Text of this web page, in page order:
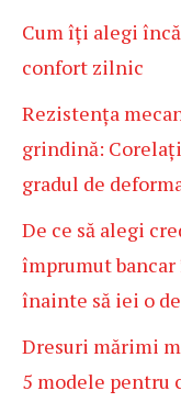
Cum îți alegi
confort zilnic
Rezistența
grindină:
gradul de
De ce să alegi
împrumut bancar
înainte să iei o
Dresuri mărimi
5 modele pentru